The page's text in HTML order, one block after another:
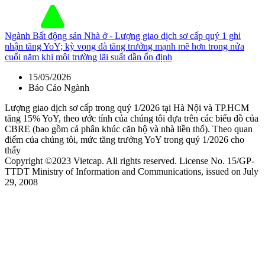
Ngành Bất động sản Nhà ở - Lượng giao dịch sơ cấp quý 1 ghi
nhận tăng YoY; kỳ vọng đà tăng trưởng mạnh mẽ hơn trong nửa
cuối năm khi môi trường lãi suất dần ổn định
15/05/2026
Báo Cáo Ngành
Lượng giao dịch sơ cấp trong quý 1/2026 tại Hà Nội và TP.HCM
tăng 15% YoY, theo ước tính của chúng tôi dựa trên các biểu đồ của
CBRE (bao gồm cả phân khúc căn hộ và nhà liền thổ). Theo quan
điểm của chúng tôi, mức tăng trưởng YoY trong quý 1/2026 cho
thấy
Copyright ©2023 Vietcap. All rights reserved. License No. 15/GP-
TTDT Ministry of Information and Communications, issued on July
29, 2008